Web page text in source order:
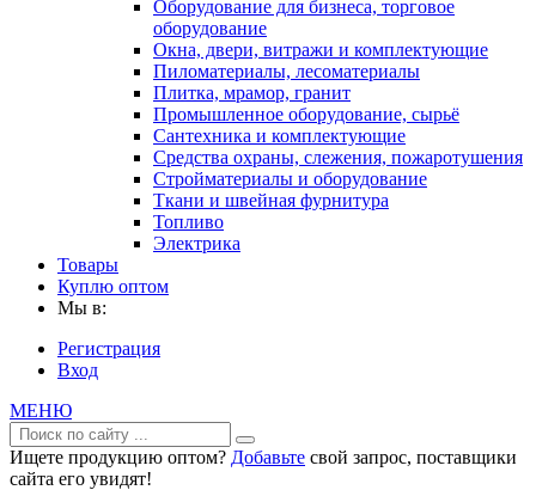
Оборудование для бизнеса, торговое
оборудование
Окна, двери, витражи и комплектующие
Пиломатериалы, лесоматериалы
Плитка, мрамор, гранит
Промышленное оборудование, сырьё
Сантехника и комплектующие
Средства охраны, слежения, пожаротушения
Стройматериалы и оборудование
Ткани и швейная фурнитура
Топливо
Электрика
Товары
Куплю оптом
Мы в:
Регистрация
Вход
МЕНЮ
Ищете продукцию оптом? Добавьте свой запрос, поставщики
сайта его увидят!